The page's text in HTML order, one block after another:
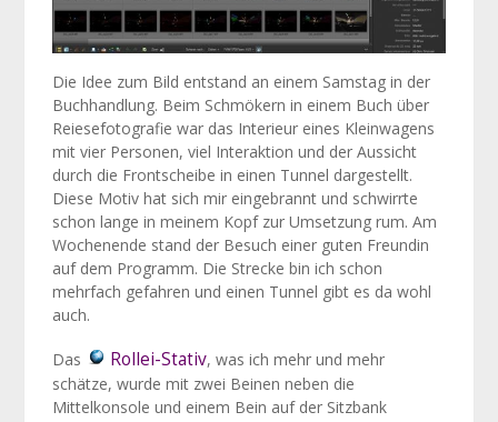
Die Idee zum Bild entstand an einem Samstag in der
Buchhandlung. Beim Schmökern in einem Buch über
Reiesefotografie war das Interieur eines Kleinwagens
mit vier Personen, viel Interaktion und der Aussicht
durch die Frontscheibe in einen Tunnel dargestellt.
Diese Motiv hat sich mir eingebrannt und schwirrte
schon lange in meinem Kopf zur Umsetzung rum. Am
Wochenende stand der Besuch einer guten Freundin
auf dem Programm. Die Strecke bin ich schon
mehrfach gefahren und einen Tunnel gibt es da wohl
auch.
Das Rollei-Stativ, was ich mehr und mehr
schätze, wurde mit zwei Beinen neben die
Mittelkonsole und einem Bein auf der Sitzbank